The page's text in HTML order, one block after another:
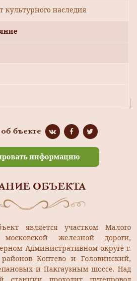
наследия
об бъекте
информацию
ОБЪЕКТА
является участком Малого
железной дороги,
Административном округе г.
Коптево и Головинский,
и Пакгаузным шоссе. Над